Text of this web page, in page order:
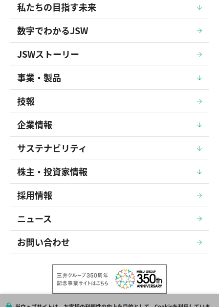
私たちの目指す未来
数字でわかるJSW
JSWストーリー
事業・製品
技報
企業情報
サステナビリティ
株主・投資家情報
採用情報
ニュース
お問い合わせ